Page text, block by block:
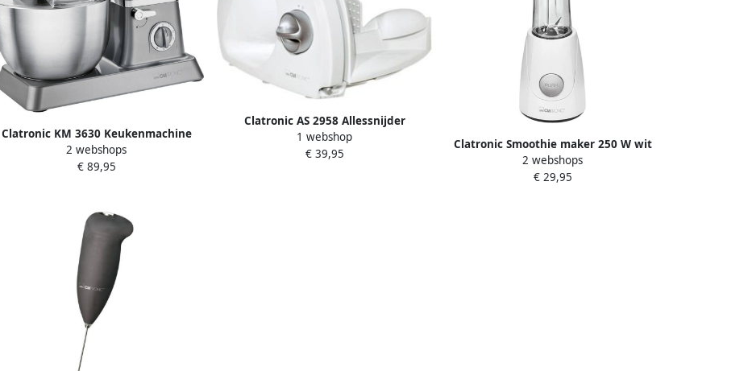
Clatronic KM 3630 Keukenmachine
Kneedmachine 1200 Watt XXL Titan
2 webshops
€ 89,95
Clatronic AS 2958 Allessnijder
1 webshop
€ 39,95
Clatronic Smoothie maker 250 W wit
SM 3593
2 webshops
€ 29,95